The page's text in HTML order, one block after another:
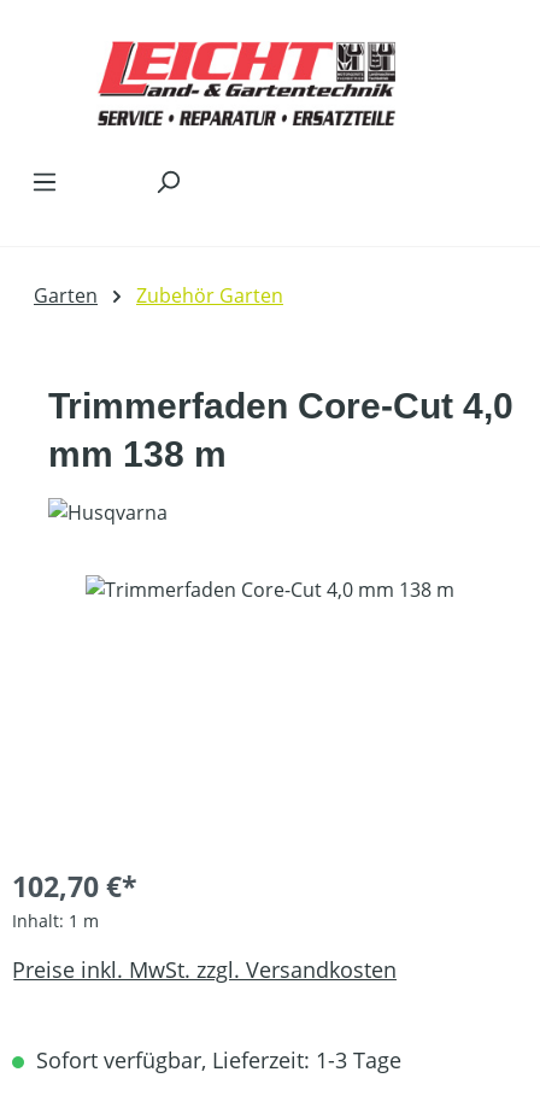
Garten Zubehör Garten
Trimmerfaden Core-Cut 4,0
mm 138 m
Bildergalerie überspringen
102,70 €*
Inhalt: 1 m
Preise inkl. MwSt. zzgl. Versandkosten
Sofort verfügbar, Lieferzeit: 1-3 Tage